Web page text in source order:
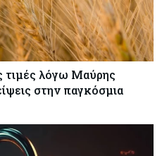
τιμές λόγω Μαύρης
στην παγκόσμια